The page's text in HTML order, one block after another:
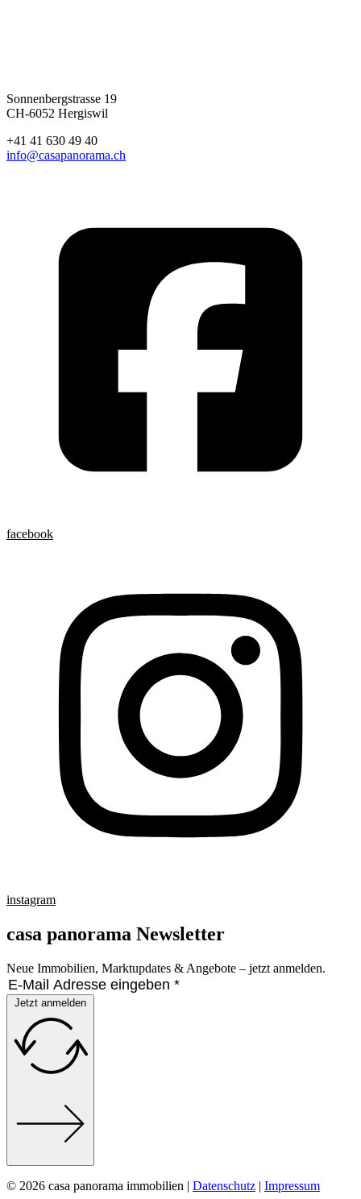
Sonnenbergstrasse 19
CH-6052 Hergiswil
+41 41 630 49 40
info@casapanorama.ch
facebook
instagram
casa panorama Newsletter
Neue Immobilien, Marktupdates & Angebote – jetzt anmelden.
Jetzt anmelden
© 2026 casa panorama immobilien | Datenschutz | Impressum